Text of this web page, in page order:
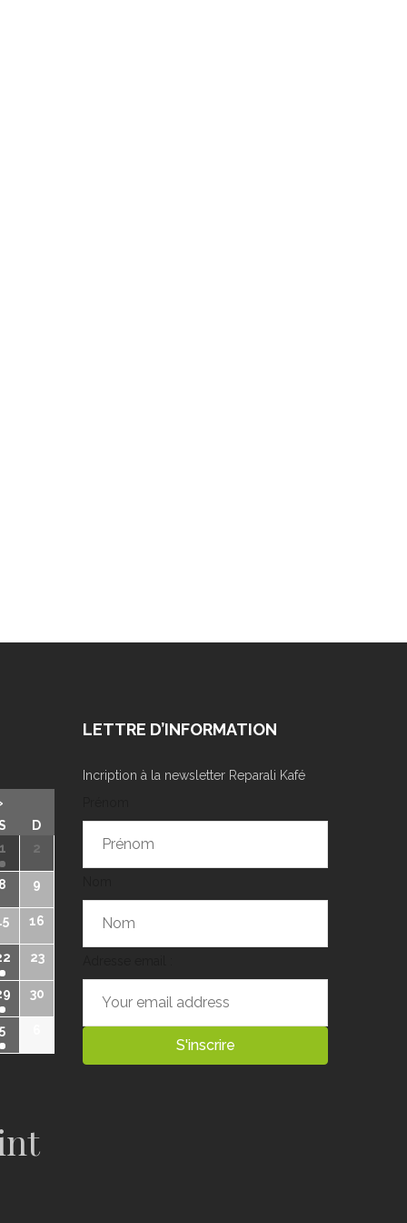
D
2
9
16
23
30
5
LETTRE D’INFORMATION
Incription à la newsletter Reparali Kafé